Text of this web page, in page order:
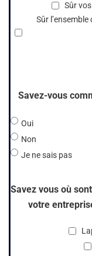
Sûr
Sûr
Savez-vous
Oui
Non
Je ne sais pas
Savez vous où
votre